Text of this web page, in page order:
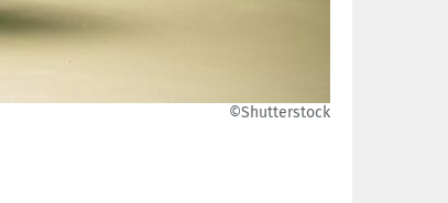
©Shutterstock